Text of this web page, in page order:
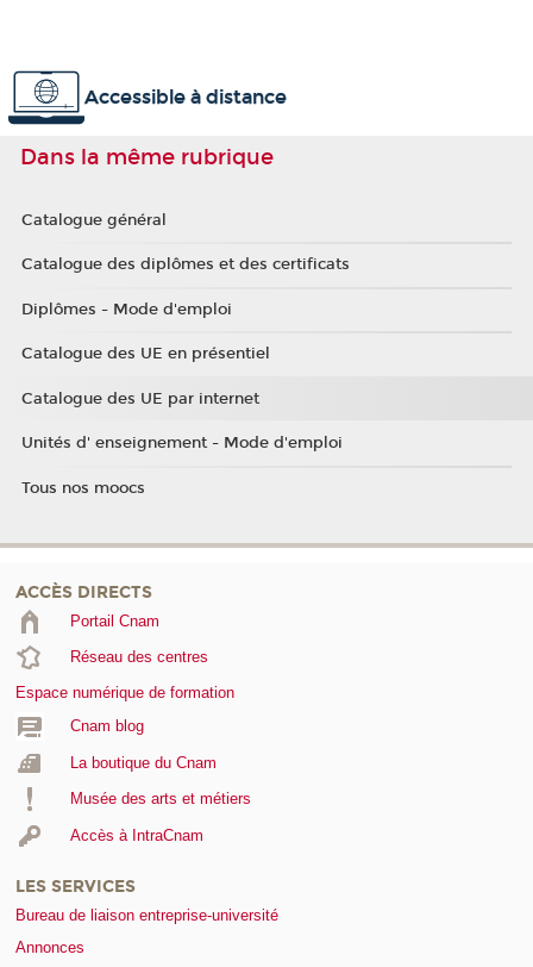
Accessible à distance
Dans la même rubrique
Catalogue général
Catalogue des diplômes et des certificats
Diplômes - Mode d'emploi
Catalogue des UE en présentiel
Catalogue des UE par internet
Unités d' enseignement - Mode d'emploi
Tous nos moocs
ACCÈS DIRECTS
Portail Cnam
Réseau des centres
Espace numérique de formation
Cnam blog
La boutique du Cnam
Musée des arts et métiers
Accès à IntraCnam
LES SERVICES
Bureau de liaison entreprise-université
Annonces